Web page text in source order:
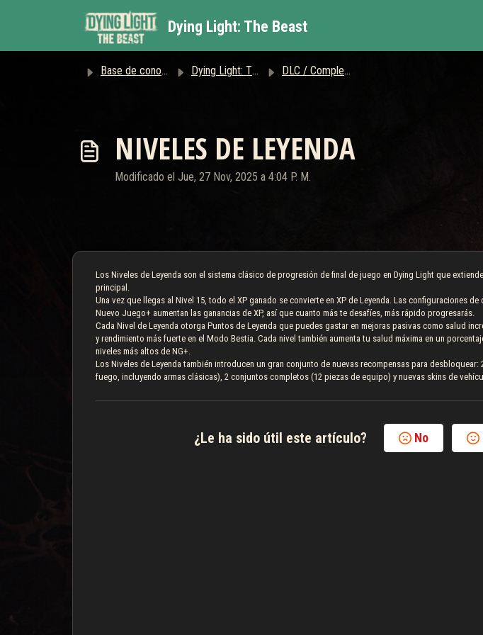
Dying Light: The Beast
Base de conocimientos Dying Light: The Beast DLC / Complementos
NIVELES DE LEYENDA
Modificado el Jue, 27 Nov, 2025 a 4:04 P. M.
Los Niveles de Leyenda son el sistema clásico de progresión de final de juego en Dying Light que
principal.
Una vez que llegas al Nivel 15, todo el XP ganado se convierte en XP de Leyenda. Las configuraciones
Nuevo Juego+ aumentan las ganancias de XP, así que cuanto más te desafíes, más rápido progresarás.
Cada Nivel de Leyenda otorga Puntos de Leyenda que puedes gastar en mejoras pasivas como salud
y rendimiento más fuerte en el Modo Bestia. Cada nivel también aumenta tu salud máxima en un
niveles más altos de NG+.
Los Niveles de Leyenda también introducen un gran conjunto de nuevas recompensas para desbloquear:
fuego, incluyendo armas clásicas), 2 conjuntos completos (12 piezas de equipo) y nuevas skins de
¿Le ha sido útil este artículo? No